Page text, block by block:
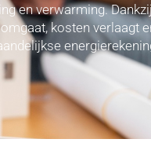
en verwarming.
kosten verlaagt